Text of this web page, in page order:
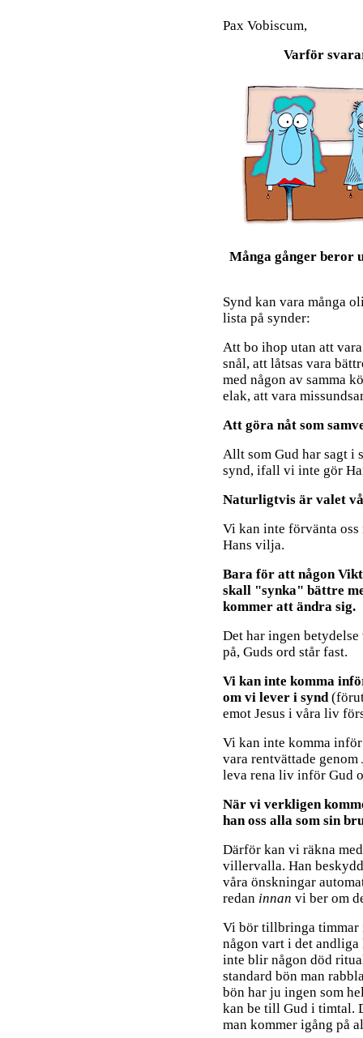
Pax Vobiscum,
Varför
Många gånger beror
Synd kan vara många
lista på synder:
Att bo ihop utan att
snål, att låtsas vara
med någon av samma
elak, att vara
Att göra nåt som
Allt som Gud har sagt i
synd, ifall vi inte gör
Naturligtvis är valet
Vi kan inte förvänta
Hans vilja.
Bara för att någon
skall "synka" bättre
kommer att ändra sig.
Det har ingen
på, Guds ord står fast.
Vi kan inte komma
om vi lever i synd
emot Jesus i våra liv
Vi kan inte komma
vara rentvättade
leva rena liv inför Gud
När vi verkligen
han oss alla som sin
Därför kan vi räkna
villervalla. Han
våra önskningar
redaninnan vi ber om
Vi bör tillbringa timmar
någon vart i det
inte blir någon död
standard bön man
bön har ju ingen som
kan be till Gud i timtal.
man kommer igång på